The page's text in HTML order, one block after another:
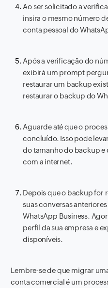
Ao ser solicitado a
insira o mesmo número
conta pessoal do
Após a verificação do
exibirá um prompt
restaurar um backup
restaurar o backup do
Aguarde até que o
concluído. Isso pode
do tamanho do backup e
com a internet.
Depois que o backup for
suas conversas
WhatsApp Business.
perfil da sua empresa e
disponíveis.
Lembre-se de que migrar
conta comercial é um